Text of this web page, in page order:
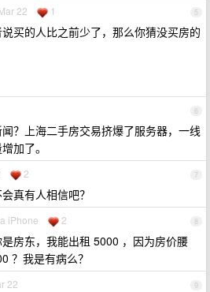
5
22 1
买的人比之前少了，那么你猜没买房的
6
？上海二手房交易挤爆了服务器，一线
加了。
7
2
真有人相信吧？
8
iPhone 2
房东，我能出租 5000 ，因为房价腰
？我是有病么？
9
22